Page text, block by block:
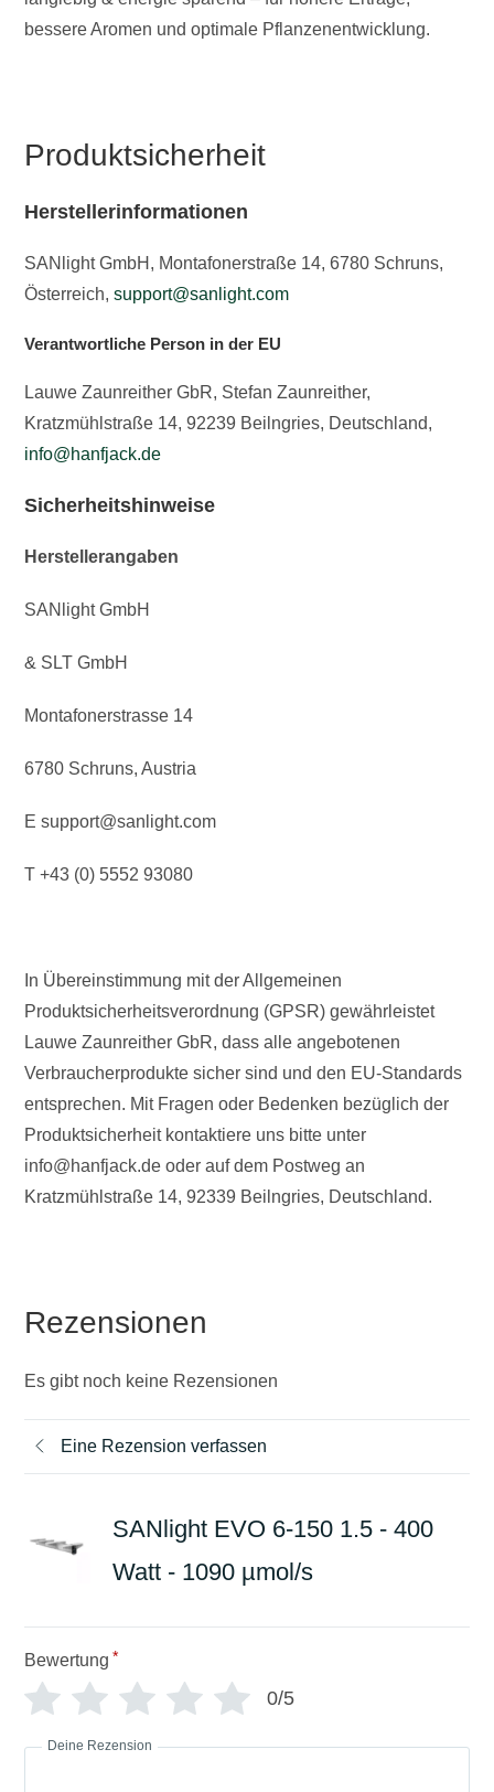
bessere Aromen und optimale Pflanzenentwicklung.
Produktsicherheit
Herstellerinformationen
SANlight GmbH, Montafonerstraße 14, 6780 Schruns,
Österreich,support@sanlight.com
Verantwortliche Person in der EU
Lauwe Zaunreither GbR, Stefan Zaunreither,
Kratzmühlstraße 14, 92239 Beilngries, Deutschland,
info@hanfjack.de
Sicherheitshinweise
Herstellerangaben
SANlight GmbH
& SLT GmbH
Montafonerstrasse 14
6780 Schruns, Austria
E support@sanlight.com
T +43 (0) 5552 93080
In Übereinstimmung mit der Allgemeinen
Produktsicherheitsverordnung (GPSR) gewährleistet
Lauwe Zaunreither GbR, dass alle angebotenen
Verbraucherprodukte sicher sind und den EU-Standards
entsprechen. Mit Fragen oder Bedenken bezüglich der
Produktsicherheit kontaktiere uns bitte unter
info@hanfjack.de oder auf dem Postweg an
Kratzmühlstraße 14, 92339 Beilngries, Deutschland.
Rezensionen
Es gibt noch keine Rezensionen
Eine Rezension verfassen
SANlight EVO 6-150 1.5 - 400
Watt - 1090 µmol/s
Bewertung *
0/5
Deine Rezension